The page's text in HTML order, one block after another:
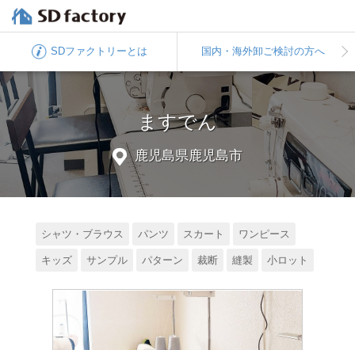
SDファクトリー とは 国内・海外卸ご検討の方へ
ますでん
鹿児島県鹿児島市
シャツ・ブラウス パンツ スカート ワンピース
キッズ サンプル パターン 裁断 縫製 小ロット